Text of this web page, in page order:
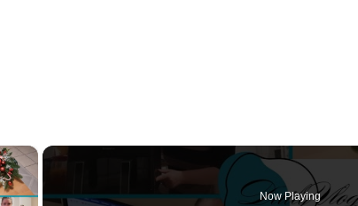
×
Now Playing